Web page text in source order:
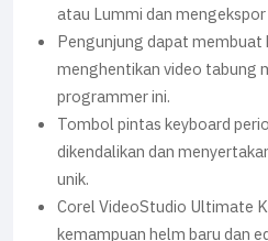
atau Lummi dan mengekspor
Pengunjung dapat membuat
menghentikan video tabung
programmer ini.
Tombol pintas keyboard
dikendalikan dan
unik.
Corel VideoStudio Ultimate
kemampuan helm baru dan